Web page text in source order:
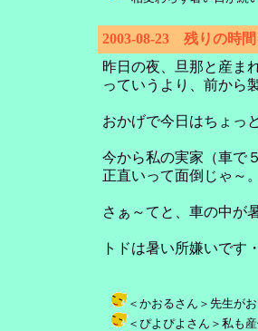
2003-08-23 残りの時間
昨日の夜、旦那と産ま
っていうより、前から
おかげで今日はちょっ
今から私の実家（車で
正直いって面倒じゃ～。
さぁ～てと、車の中が
トドは暑い所嫌いです
＜かおるさん＞先生が
＜ぴよぴよさん＞私も